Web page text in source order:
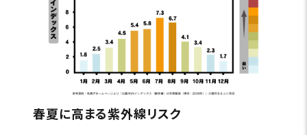
春夏に高まる紫外線リスク